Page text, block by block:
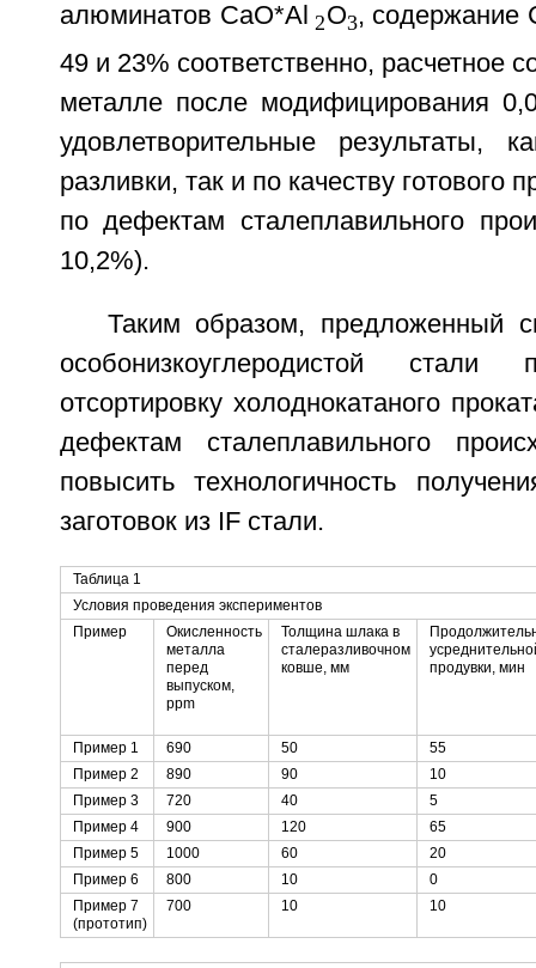
алюминатов CaO*Al 2O3, содержание
49 и 23% соответственно, расчетное
металле после модифицирования
удовлетворительные результаты,
разливки, так и по качеству готового
по дефектам сталеплавильного
10,2%).
Таким образом, предложенный
особонизкоуглеродистой стали
отсортировку холоднокатаного
дефектам сталеплавильного
повысить технологичность
заготовок из IF стали.
Таблица 1
Условия проведения экспериментов
Пример
Окисленность
металла
перед
выпуском,
ppm
Толщина шлака в
сталеразливочном
ковше, мм
продувки, мин
Пример 1 690 50
55
Пример 2
890 90
10
Пример 3
720 40
5
Пример 4
900 120
65
Пример 5
1000 60
20
Пример 6
800 10
0
Пример 7
(прототип)
700 10 10